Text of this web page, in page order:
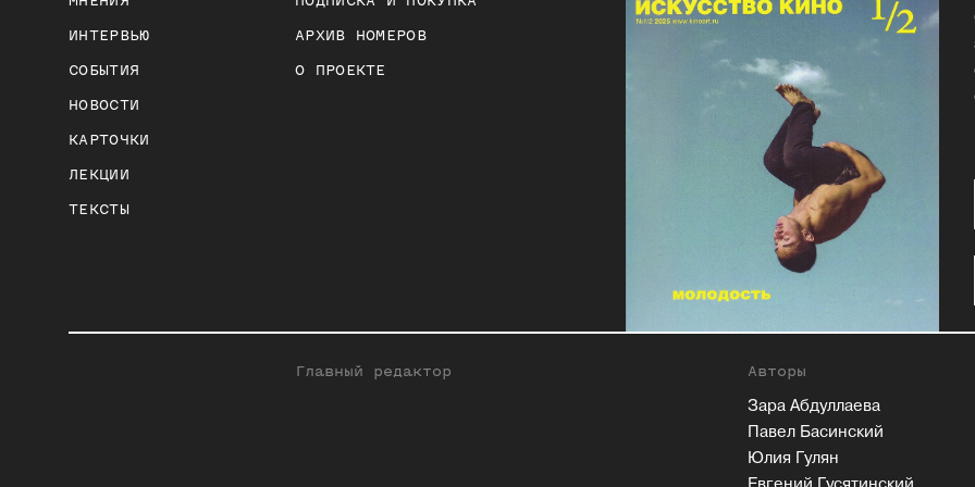
ИНТЕРВЬЮ
СОБЫТИЯ
НОВОСТИ
КАРТОЧКИ
ЛЕКЦИИ
ТЕКСТЫ
АРХИВ НОМЕРОВ
О ПРОЕКТЕ
Главный редактор Авторы
Зара Абдуллаева
Павел Басинский
Юлия Гулян